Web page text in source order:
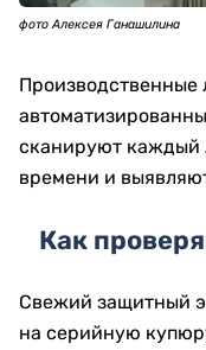
фото Алексея Ганашилина
сканируют каждый
времени и
Как
Свежий защитный
на серийную